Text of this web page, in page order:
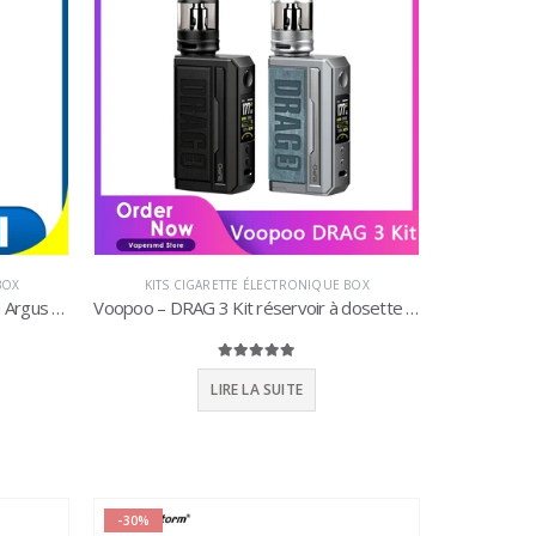
VOOPOO – Cigarette électronique Argus GT 160W, puissance maximale de sortie TC Mods 4.5ml, Pod PnP, réservoir magnétique, vapoteur à batterie 18650
KITS CIGARETTE ÉLECTRONIQUE BOX
Voopoo – DRAG 3 Kit réservoir à dosette TPP de 5.5ml, avec bobine TPP DM1 DM2, 177W TC Box MOD, alimentation par double e-cigs 18650, vapoteur VS Drag 2
5.00sur 5
LIRE LA SUITE
-30%